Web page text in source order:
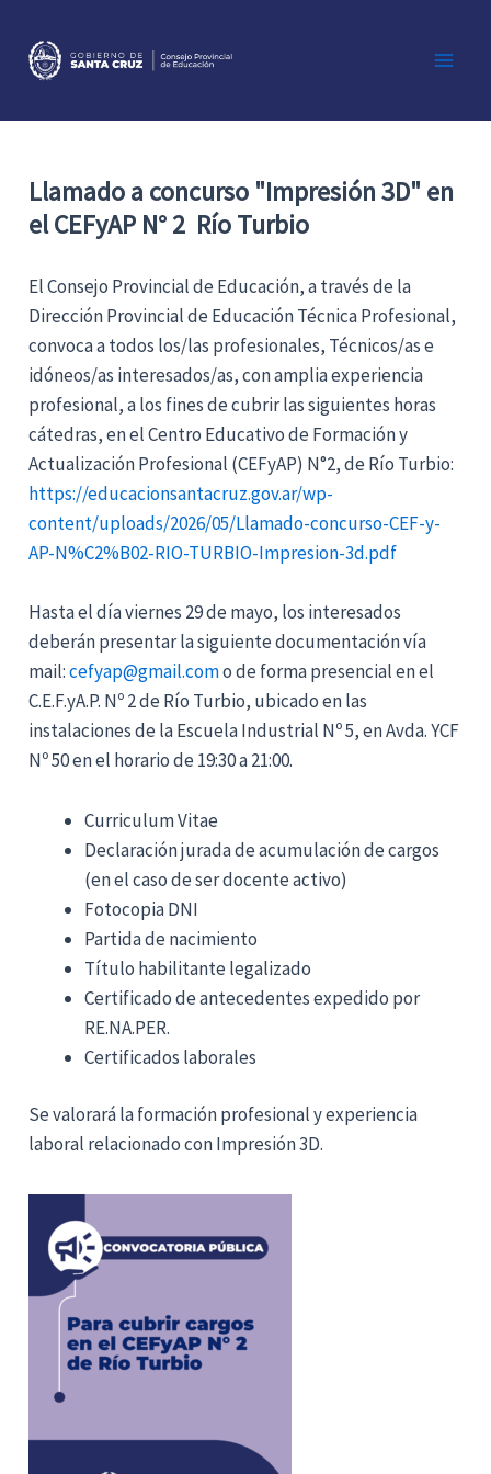
contenido
Llamado a concurso "Impresión 3D" en
el CEFyAP N° 2 Río Turbio
El Consejo Provincial de Educación, a través de la
Dirección Provincial de Educación Técnica Profesional,
convoca a todos los/las profesionales, Técnicos/as e
idóneos/as interesados/as, con amplia experiencia
profesional, a los fines de cubrir las siguientes horas
cátedras, en el Centro Educativo de Formación y
Actualización Profesional (CEFyAP) N°2, de Río Turbio:
https://educacionsantacruz.gov.ar/wp-
content/uploads/2026/05/Llamado-concurso-CEF-y-
AP-N%C2%B02-RIO-TURBIO-Impresion-3d.pdf
Hasta el día viernes 29 de mayo, los interesados
deberán presentar la siguiente documentación vía
mail:cefyap@gmail.como de forma presencial en el
C.E.F.yA.P. Nº 2 de Río Turbio, ubicado en las
instalaciones de la Escuela Industrial Nº 5, en Avda. YCF
Nº 50 en el horario de 19:30 a 21:00.
Curriculum Vitae
Declaración jurada de acumulación de cargos
(en el caso de ser docente activo)
Fotocopia DNI
Partida de nacimiento
Título habilitante legalizado
Certificado de antecedentes expedido por
RE.NA.PER.
Certificados laborales
Se valorará la formación profesional y experiencia
laboral relacionado con Impresión 3D.